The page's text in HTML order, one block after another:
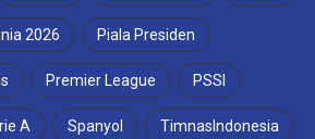
2026 Piala Presiden
Premier League PSSI
A Spanyol TimnasIndonesia